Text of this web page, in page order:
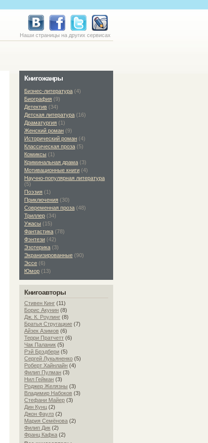
Наши страницы на других сервисах
Книгожанры
Бизнес-литература (4)
Биография (9)
Детектив (34)
Детская литература (16)
Драматургия (1)
Женский роман (9)
Исторический роман (4)
Классическая проза (5)
Комиксы (1)
Криминальная драма (3)
Мотивационные книги (4)
Научно-популярная литература
(5)
Поэзия (1)
Приключения (30)
Современная проза (48)
Триллер (34)
Ужасы (15)
Фантастика (78)
Фэнтези (42)
Эзотерика (3)
Экранизированные (90)
Эссе (6)
Юмор (13)
Книгоавторы
Стивен Кинг (11)
Борис Акунин (8)
Дж. К. Роулинг (8)
Братья Стругацкие (7)
Айзек Азимов (6)
Терри Пратчетт (6)
Чак Паланик (5)
Рэй Брэдбери (5)
Сергей Лукьяненко (5)
Роберт Хайнлайн (4)
Филип Пулман (3)
Нил Гейман (3)
Роджер Желязны (3)
Владимир Набоков (3)
Стефани Майер (3)
Дин Кунц (2)
Джон Фаулз (2)
Мария Семёнова (2)
Филип Дик (2)
Франц Кафка (2)